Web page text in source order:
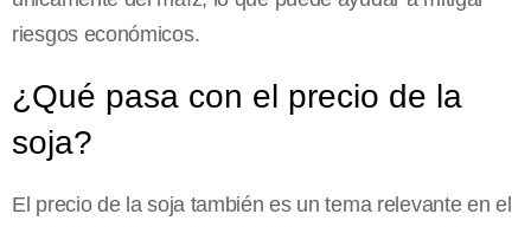
riesgos económicos.
¿Qué pasa con el precio de la
soja?
El precio de la soja también es un tema relevante en el